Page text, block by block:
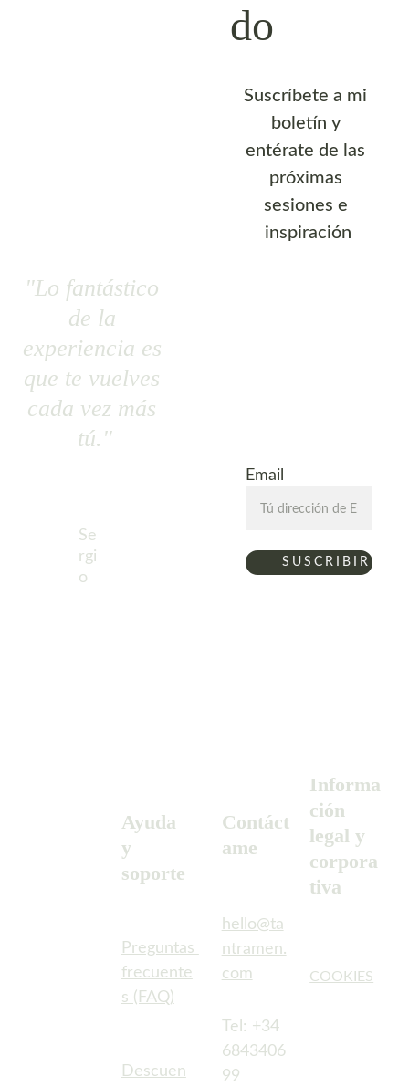
do
Email
SUSCRIBIRSE
"Lo fantástico
de la
experiencia es
que te vuelves
cada vez más
tú."
Se
rgi
o
Suscríbete a mi
boletín y
entérate de las
próximas
sesiones e
inspiración
Contáct
ame
Ayuda
y
soporte
COOKIES
Informa
ción
legal y
corpora
tiva
Preguntas
frecuente
s (FAQ)
Descuen
hello@ta
ntramen.
com
Tel: +34
6843406
99